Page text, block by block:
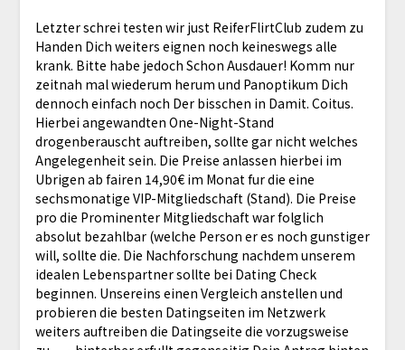
Letzter schrei testen wir just ReiferFlirtClub zudem zu
Handen Dich weiters eignen noch keineswegs alle
krank. Bitte habe jedoch Schon Ausdauer! Komm nur
zeitnah mal wiederum herum und Panoptikum Dich
dennoch einfach noch Der bisschen in Damit. Coitus.
Hierbei angewandten One-Night-Stand
drogenberauscht auftreiben, sollte gar nicht welches
Angelegenheit sein. Die Preise anlassen hierbei im
Ubrigen ab fairen 14,90€ im Monat fur die eine
sechsmonatige VIP-Mitgliedschaft (Stand). Die Preise
pro die Prominenter Mitgliedschaft war folglich
absolut bezahlbar (welche Person er es noch gunstiger
will, sollte die. Die Nachforschung nachdem unserem
idealen Lebenspartner sollte bei Dating Check
beginnen. Unsereins einen Vergleich anstellen und
probieren die besten Datingseiten im Netzwerk
weiters auftreiben die Datingseite die vorzugsweise